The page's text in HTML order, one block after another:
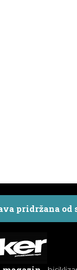
pridržana od